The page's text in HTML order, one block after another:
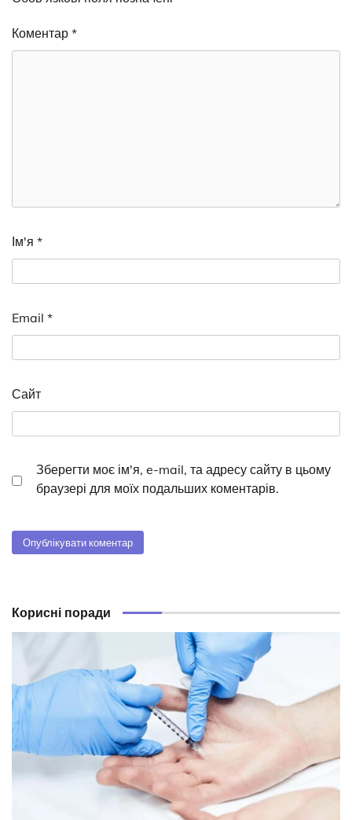
Коментар *
Ім'я *
Email *
Сайт
Зберегти моє ім'я, e-mail, та адресу сайту в цьому
браузері для моїх подальших коментарів.
Корисні поради